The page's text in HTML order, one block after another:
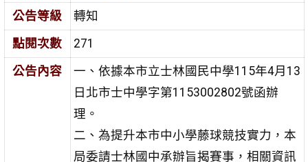
公告等級
轉知
點閱次數
271
公告內容
一、依據本市立士林國民中學115年4月13
日北市士中學字第1153002802號函辦
理。
二、為提升本市中小學藤球競技實力，本
局委請士林國中承辦旨揭賽事，相關資訊